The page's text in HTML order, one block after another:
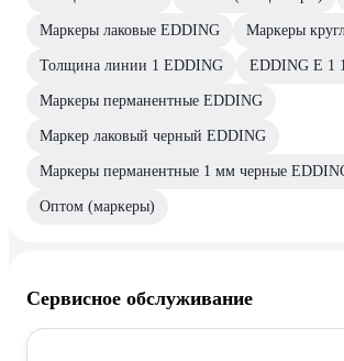
Маркеры лаковые EDDING Маркеры
Толщина линии 1 EDDING EDDING E 1
Маркеры перманентные EDDING
Маркер лаковый черный EDDING
Маркеры перманентные 1 мм черные
Оптом (маркеры)
Сервисное обслуживание